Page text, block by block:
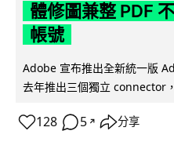
體修圖兼整 PDF
帳號
Adobe 宣布推出全新統一版
去年推出三個獨立 connector
128 5 ↗ 分享